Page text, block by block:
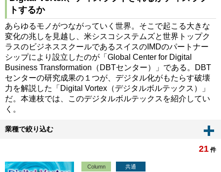
トするか
あらゆるモノがつながっていく世界。そこで起こる大きな
変化の兆しを見越し、米シスコシステムズと世界トップク
ラスのビジネススクールであるスイスのIMDのパートナー
シップにより設立したのが「Global Center for Digital
Business Transformation（DBTセンター）」である。DBT
センターの研究成果の１つが、デジタル化がもたらす破壊
力を解説した「Digital Vortex（デジタルボルテックス）」
だ。本連枝では、このデジタルボルテックスを紹介してい
く。
業種で絞り込む
21 件
Column 共通